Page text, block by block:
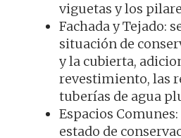
viguetas y los
Fachada y Tejado:
situación de
y la cubierta,
revestimiento, las
tuberías de agua
Espacios
estado de